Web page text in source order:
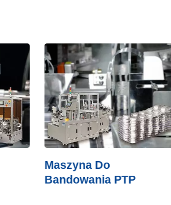
Maszyna Do
Bandowania PTP